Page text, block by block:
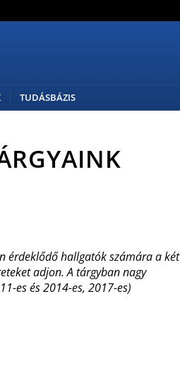
TUDÁSBÁZIS
érdeklődő hallgatók számára a két
adjon. A tárgyban nagy
es és 2014-es, 2017-es)